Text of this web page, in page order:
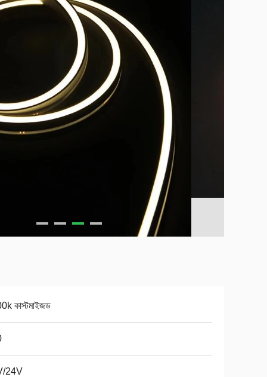
কাস্টমাইজড
24V